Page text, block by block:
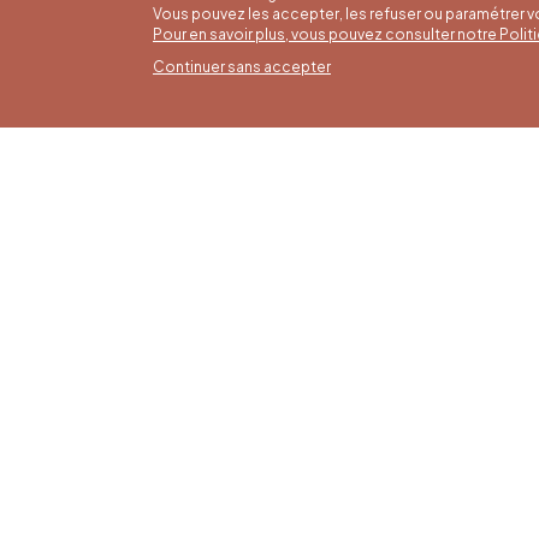
Vous pouvez les accepter, les refuser ou paramétrer
Pour en savoir plus, vous pouvez consulter notre
Continuer sans accepter